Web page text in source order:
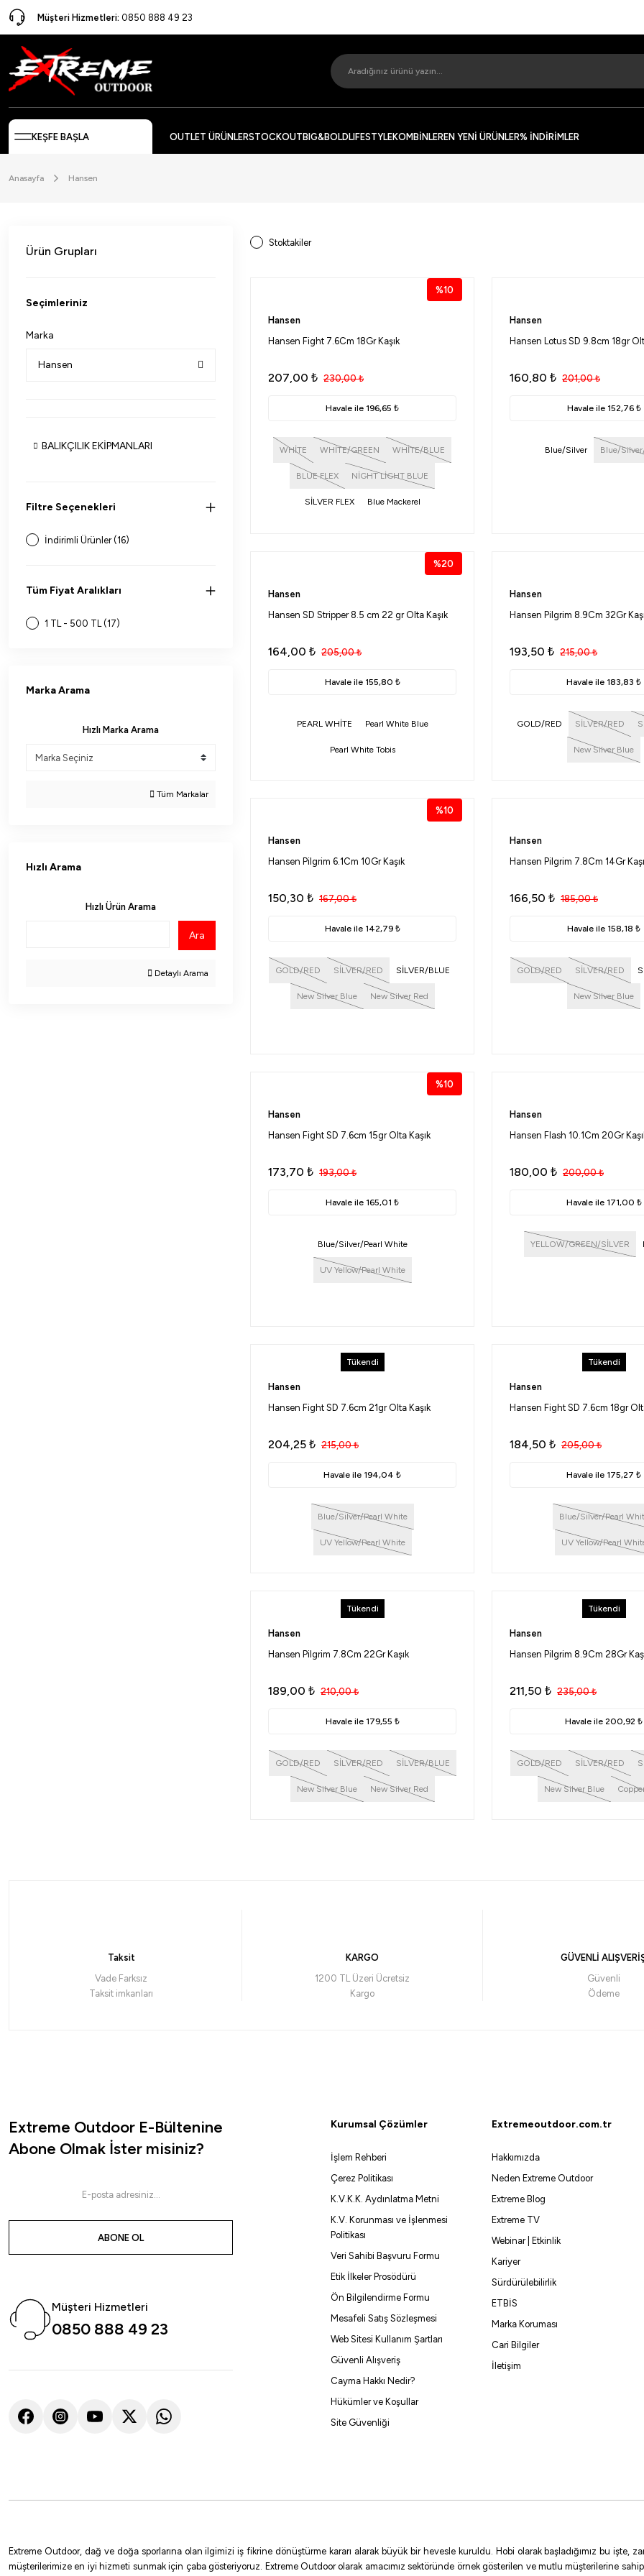
Müşteri Hizmetleri: 0850 888 49 23
KEŞFE BAŞLA OUTLET ÜRÜNLERSTOCKOUTBIG&BOLDLIFESTYLEKOMBİNLEREN YENİ ÜRÜNLER% İNDİRİMLER
Anasayfa Hansen
Ürün Grupları
Seçimleriniz
Marka
Hansen
BALIKÇILIK EKİPMANLARI
Filtre Seçenekleri
İndirimli Ürünler (16)
Tüm Fiyat Aralıkları
1 TL - 500 TL (17)
Marka Arama
Hızlı Marka Arama
Tüm Markalar
Hızlı Arama
Hızlı Ürün Arama
Ara
Detaylı Arama
Stoktakiler
%10
Hansen
Hansen Fight 7.6Cm 18Gr Kaşık
207,00 ₺ 230,00₺
Havale ile 196,65 ₺
WHİTE WHİTE/GREEN WHİTE/BLUE
BLUE FLEX NİGHT LİGHT BLUE
SİLVER FLEX Blue Mackerel
Hansen
Hansen Lotus SD 9.8cm 18gr
160,80 ₺ 201,00₺
Havale ile 152,76 ₺
Blue/Silver Blue/
%20
Hansen
Hansen SD Stripper 8.5 cm 22 gr Olta Kaşık
164,00 ₺ 205,00₺
Havale ile 155,80 ₺
PEARL WHİTE Pearl White Blue
Pearl White Tobis
Hansen
Hansen Pilgrim 8.9Cm 32Gr
193,50 ₺ 215,00₺
Havale ile 183,83 ₺
GOLD/RED SİLVER/RED
New Silver Blue
%10
Hansen
Hansen Pilgrim 6.1Cm 10Gr Kaşık
150,30 ₺ 167,00₺
Havale ile 142,79 ₺
GOLD/RED SİLVER/RED SİLVER/BLUE
New Silver Blue New Silver Red
Hansen
Hansen Pilgrim 7.8Cm 14Gr
166,50 ₺ 185,00₺
Havale ile 158,18 ₺
GOLD/RED SİLVER/RED
New Silver Blue
%10
Hansen
Hansen Fight SD 7.6cm 15gr Olta Kaşık
173,70 ₺ 193,00₺
Havale ile 165,01 ₺
Blue/Silver/Pearl White
UV Yellow/Pearl White
Hansen
Hansen Flash 10.1Cm 20Gr
180,00 ₺ 200,00₺
Havale ile 171,00 ₺
YELLOW/GREEN/SİLVER
Tükendi
Hansen
Hansen Fight SD 7.6cm 21gr Olta Kaşık
204,25 ₺ 215,00₺
Havale ile 194,04 ₺
Blue/Silver/Pearl White
UV Yellow/Pearl White
Tükendi
Hansen
Hansen Fight SD 7.6cm 18gr
184,50 ₺ 205,00₺
Havale ile 175,27 ₺
Blue/Silver/Pearl
UV Yellow/Pearl
Tükendi
Hansen
Hansen Pilgrim 7.8Cm 22Gr Kaşık
189,00 ₺ 210,00₺
Havale ile 179,55 ₺
GOLD/RED SİLVER/RED SİLVER/BLUE
New Silver Blue New Silver Red
Tükendi
Hansen
Hansen Pilgrim 8.9Cm 28Gr
211,50 ₺ 235,00₺
Havale ile 200,92 ₺
GOLD/RED SİLVER/RED
New Silver Blue
Taksit
Vade Farksız
Taksit imkanları
KARGO
1200 TL Üzeri Ücretsiz
Kargo
GÜVENLİ
Güvenli
Ödeme
Extreme Outdoor E-Bültenine
Abone Olmak İster misiniz?
ABONE OL
Müşteri Hizmetleri
0850 888 49 23
Kurumsal Çözümler
İşlem Rehberi
Çerez Politikası
K.V.K.K. Aydınlatma Metni
K.V. Korunması ve İşlenmesi
Politikası
Veri Sahibi Başvuru Formu
Etik İlkeler Prosödürü
Ön Bilgilendirme Formu
Mesafeli Satış Sözleşmesi
Web Sitesi Kullanım Şartları
Güvenli Alışveriş
Cayma Hakkı Nedir?
Hükümler ve Koşullar
Site Güvenliği
Extremeoutdoor.com.tr
Hakkımızda
Neden Extreme Outdoor
Extreme Blog
Extreme TV
Webinar | Etkinlik
Kariyer
Sürdürülebilirlik
ETBİS
Marka Koruması
Cari Bilgiler
İletişim
Extreme Outdoor, dağ ve doğa sporlarına olan ilgimizi iş fikrine dönüştürme kararı alarak büyük bir hevesle kuruldu. Hobi olarak başladığımız bu işte,
müşterilerimize en iyi hizmeti sunmak için çaba gösteriyoruz. Extreme Outdoor olarak amacımız sektöründe örnek gösterilen ve mutlu müşterilerine